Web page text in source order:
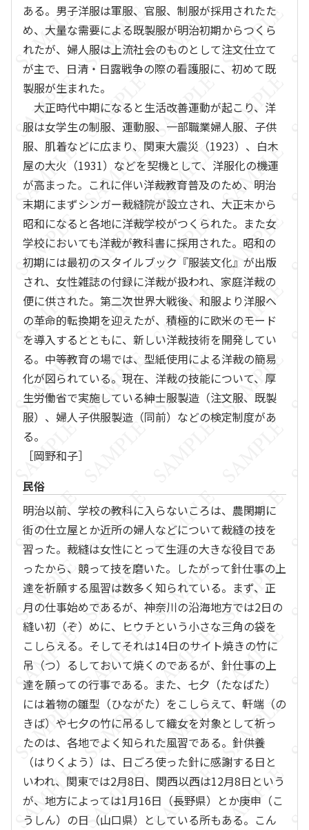
ある。男子洋服は軍服、官服、制服が採用されたた
め、大量な需要による既製服が明治初期からつくら
れたが、婦人服は上流社会のものとして注文仕立て
が主で、日清・日露戦争の際の看護服に、初めて既
製服が生まれた。
大正時代中期になると生活改善運動が起こり、洋
服は女学生の制服、運動服、一部職業婦人服、子供
服、肌着などに広まり、関東大震災（1923）、白木
屋の大火（1931）などを契機として、洋服化の機運
が高まった。これに伴い洋裁教育普及のため、明治
末期にまずシンガー裁縫院が設立され、大正末から
昭和になると各地に洋裁学校がつくられた。また女
学校においても洋裁が教科書に採用された。昭和の
初期には最初のスタイルブック『服装文化』が出版
され、女性雑誌の付録に洋裁が扱われ、家庭洋裁の
便に供された。第二次世界大戦後、和服より洋服へ
の革命的転換期を迎えたが、積極的に欧米のモード
を導入するとともに、新しい洋裁技術を開発してい
る。中等教育の場では、型紙使用による洋裁の簡易
化が図られている。現在、洋裁の技能について、厚
生労働省で実施している紳士服製造（注文服、既製
服）、婦人子供服製造（同前）などの検定制度があ
る。
［岡野和子］
民俗
明治以前、学校の教科に入らないころは、農閑期に
街の仕立屋とか近所の婦人などについて裁縫の技を
習った。裁縫は女性にとって生涯の大きな役目であ
ったから、競って技を磨いた。したがって針仕事の上
達を祈願する風習は数多く知られている。まず、正
月の仕事始めであるが、神奈川の沿海地方では2日の
縫い初（ぞ）めに、ヒウチという小さな三角の袋を
こしらえる。そしてそれは14日のサイト焼きの竹に
吊（つ）るしておいて焼くのであるが、針仕事の上
達を願っての行事である。また、七夕（たなばた）
には着物の雛型（ひながた）をこしらえて、軒端（の
きば）や七夕の竹に吊るして織女を対象として祈っ
たのは、各地でよく知られた風習である。針供養
（はりくよう）は、日ごろ使った針に感謝する日と
いわれ、関東では2月8日、関西以西は12月8日という
が、地方によっては1月16日（長野県）とか庚申（こ
うしん）の日（山口県）としている所もある。こん